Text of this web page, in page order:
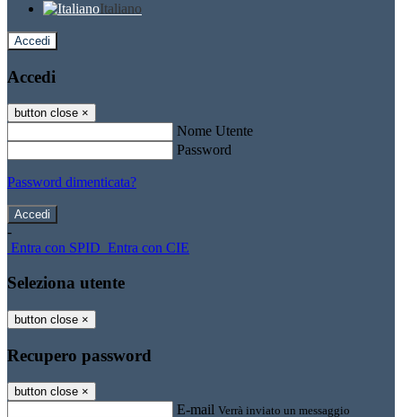
Italiano
Accedi
Accedi
button close ×
Nome Utente
Password
Password dimenticata?
-
Entra con SPID Entra con CIE
Seleziona utente
button close ×
Recupero password
button close ×
E-mail Verrà inviato un messaggio